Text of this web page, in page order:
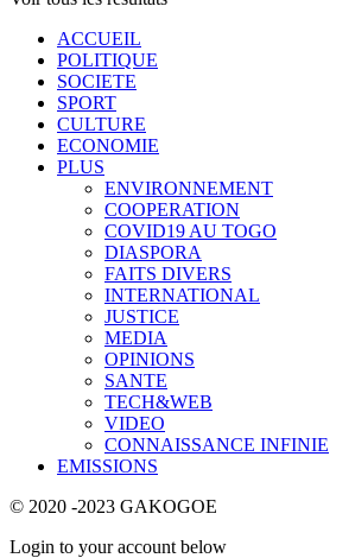
ACCUEIL
POLITIQUE
SOCIETE
SPORT
CULTURE
ECONOMIE
PLUS
ENVIRONNEMENT
COOPERATION
COVID19 AU TOGO
DIASPORA
FAITS DIVERS
INTERNATIONAL
JUSTICE
MEDIA
OPINIONS
SANTE
TECH&WEB
VIDEO
CONNAISSANCE INFINIE
EMISSIONS
© 2020 -2023 GAKOGOE
Login to your account below